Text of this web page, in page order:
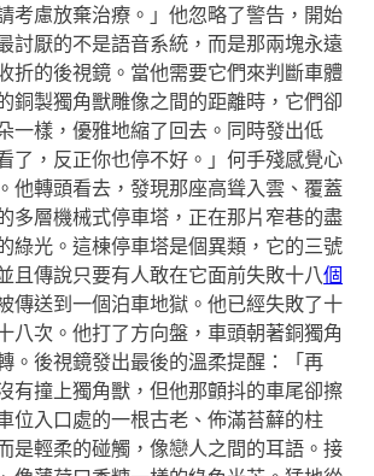
考慮放棄治療。」他忽略了警告，開始
討厭的不是語音系統，而是那兩塊永遠
折的後視鏡。當他需要它們來判斷車體
銅製獨角獸雕像之間的距離時，它們卻
一樣，優雅地縮了回去。同時發出低
了，反正你也停不好。」何手殘感覺心
他轉頭看去，發現那座高聳入雲、覆蓋
多層機械式停車塔，正在那片窄巷的盡
綠光。這棟停車塔是個異類，它的三號
且傳說只要有人敢在它面前失敗十八個
傳送到一個泊車地獄。他已經失敗了十
八次。他打了方向盤，車頭朝著銅獨角
。後視鏡發出最後的溫柔提醒：「再
有撞上獨角獸，但他那顫抖的車尾卻擦
位入口處的一根古老、佈滿苔蘚的柱
是輕柔的碰觸，像戀人之間的耳語。接